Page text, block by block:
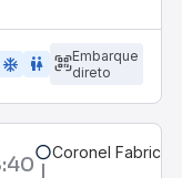
ac_unit wc
Embarque
direto
Coronel